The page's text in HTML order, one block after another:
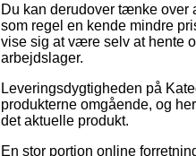
Du kan derudover tænke over
som regel en kende mindre
vise sig at være selv at hente
arbejdslager.
Leveringsdygtigheden på
produkterne omgående, og
det aktuelle produkt.
En stor portion online